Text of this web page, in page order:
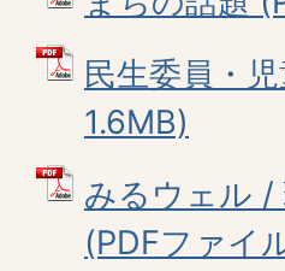
民生委員・
1.6MB)
みるウェル
(PDFファイ